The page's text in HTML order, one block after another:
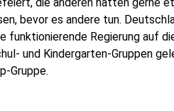
bevor es andere tun.
funktionierende Regierung auf
und Kindergarten-Gruppen
Gruppe.